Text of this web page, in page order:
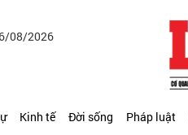
08/2026
Kinh tế Đời sống Pháp luật